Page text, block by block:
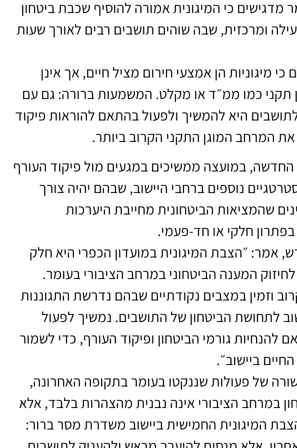
כי המיגונית אמורה להוסיף שכבת ביטחון
ומרכזית, שבה שוהים תושבים רבים לאורך שעות
מיגוניות הן אמצעי חירום מציל חיים, אך אינן
תקני כמו ממ״ד או מקלט. המשמעות ברורה: גם עם
היא להמשיך ולפעול בהתאם להוראות פיקוד
המרחב המוגן התקני הקרוב ביותר.
במועצה ממשיכים במגעים מול פיקוד העורף
נוספים ברחבי היישוב, שבהם יהיה צורך
שהמציאות הביטחונית מחייבת היערכות
חלקי או חד-פעמי.
אמר: ״הצבת המיגונית במועדון הכפרי היא חלק
המענה הביטחוני במרחב הציבורי בעומר.
וזמין במצבים נקודתיים שבהם נדרשת התגוננות
לתחושת הביטחון של התושבים. נמשיך לפעול
להנחיות גורמי הביטחון ופיקוד העורף, כדי לשמור
ביישוב״.
של פעולות שננקטו בעומר בתקופה האחרונה,
במרחב הציבורי אינה נבנית מהצהרות בלבד, אלא
המיגונית החמישית ביישוב משדרת מסר ברור: